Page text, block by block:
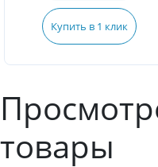
Купить в 1 клик
товары